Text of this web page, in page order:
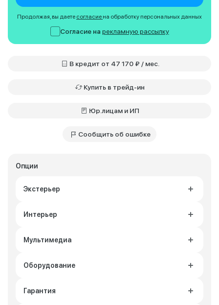
Опции
Экстерьер
Интерьер
Мультимедиа
Оборудование
Гарантия
Продолжая, вы даете согласие на обработку персональных данных
Согласие на рекламную рассылку
В кредит от 47 170 ₽ / мес.
Купить в трейд-ин
Юр.лицам и ИП
Сообщить об ошибке